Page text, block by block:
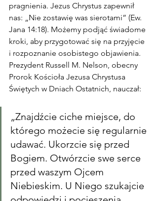
pragnienia. Jezus Chrystus zapewnił
nas: „Nie zostawię was sierotami” (Ew.
Jana 14:18). Możemy podjąć świadome
kroki, aby przygotować się na przyjęcie
i rozpoznanie osobistego objawienia.
Prezydent Russell M. Nelson, obecny
Prorok Kościoła Jezusa Chrystusa
Świętych w Dniach Ostatnich, nauczał:
„Znajdźcie ciche miejsce, do
którego możecie się regularnie
udawać. Ukorzcie się przed
Bogiem. Otwórzcie swe serce
przed waszym Ojcem
Niebieskim. U Niego szukajcie